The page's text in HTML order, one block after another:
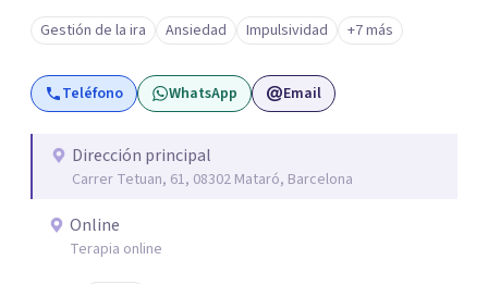
cómos, tus porqués, tus cuándos y tus dóndes a lo largo
de tu vida. Así, podrás desenredar el lío que es vivir, podrás
aceptar quien eres: un ser humano que siente, que piensa
y que hace; un ser que se contradice, que tiene dudas y que
Gestión de la ira Ansiedad Impulsividad +7 más
Teléfono WhatsApp Email
Dirección principal
Carrer Tetuan, 61, 08302 Mataró, Barcelona
Online
Terapia online